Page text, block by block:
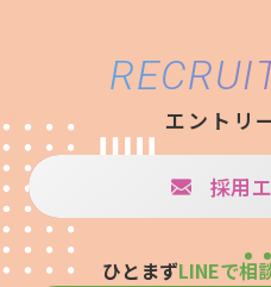
エントリ
採用
ひとまずLINEで相